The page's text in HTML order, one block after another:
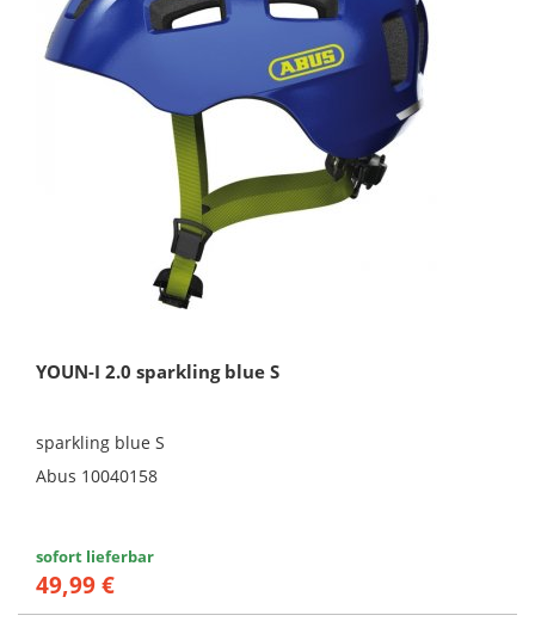
YOUN-I 2.0 sparkling blue S
sparkling blue S
Abus 10040158
sofort lieferbar
49,99 €